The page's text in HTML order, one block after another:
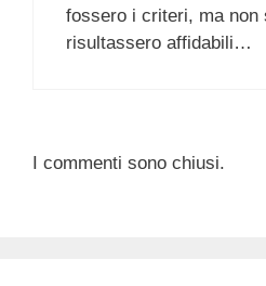
fossero i criteri, ma non
risultassero affidabili…
I commenti sono chiusi.